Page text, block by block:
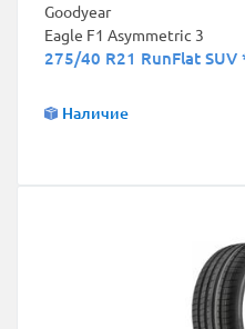
Goodyear
Eagle F1 Asymmetric 3
275/40 R21 RunFlat SUV
Наличие